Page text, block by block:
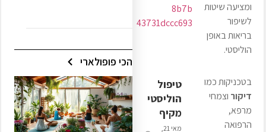
ומציעה שיטות
לשיפור
בריאות באופן
הוליסטי.
בטכניקות כמו
דיקור וצמחי
מרפא,
הרפואה
טיפול
הוליסטי
מקיף
הכי פופולארי